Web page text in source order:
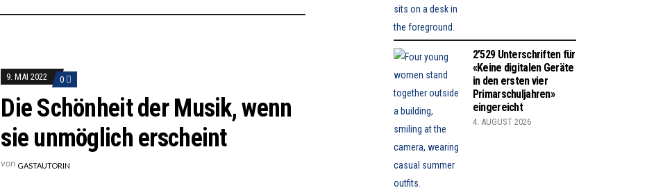
9. MAI 2022 0
Die Schönheit der Musik, wenn
sie unmöglich erscheint
von GASTAUTORIN
2’529 Unterschriften für
«Keine digitalen Geräte
in den ersten vier
Primarschuljahren»
eingereicht
4. AUGUST 2026